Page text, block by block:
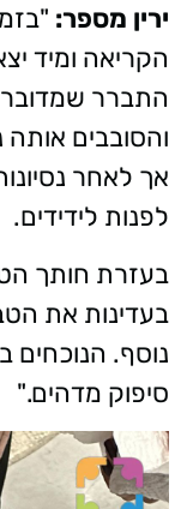
ירין מספר:
הקריאה ומיד
התברר
והסובבים אותה
אך לאחר
לפנות לידידים.
בעזרת חותך
בעדינות את
נוסף.
סיפוק מדהים."